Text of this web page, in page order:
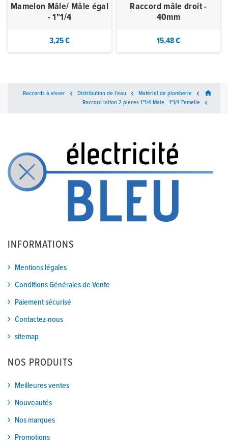
Mamelon Mâle/ Mâle égal
- 1"1/4
3,25 €
Raccord mâle droit -
40mm
15,48 €
home

Matériel de plomberie

Distribution de l'eau

Raccords à visser

Raccord laiton 2 pièces 1"1/4 Male - 1"1/4 Femelle
INFORMATIONS
Mentions légales
Conditions Générales de Vente
Paiement sécurisé
Contactez-nous
sitemap
NOS PRODUITS
Meilleures ventes
Nouveautés
Nos marques
Promotions